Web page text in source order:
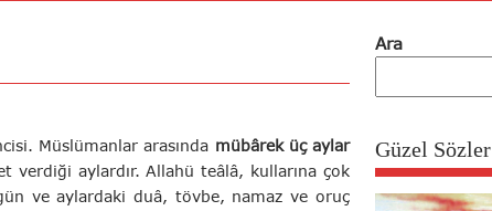
Müslümanlar arasında mübârek üç aylar
verdiği aylardır. Allahü teâlâ, kullarına çok
ve aylardaki duâ, tövbe, namaz ve oruç
Ara
Güzel Sözler